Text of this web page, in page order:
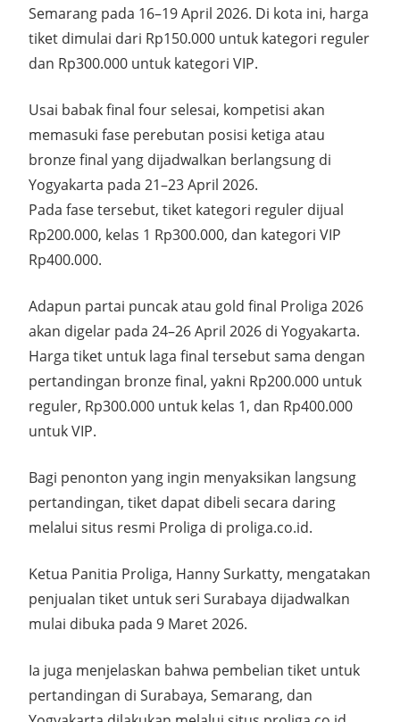
Semarang pada 16–19 April 2026. Di kota ini, harga
tiket dimulai dari Rp150.000 untuk kategori reguler
dan Rp300.000 untuk kategori VIP.
Usai babak final four selesai, kompetisi akan
memasuki fase perebutan posisi ketiga atau
bronze final yang dijadwalkan berlangsung di
Yogyakarta pada 21–23 April 2026.
Pada fase tersebut, tiket kategori reguler dijual
Rp200.000, kelas 1 Rp300.000, dan kategori VIP
Rp400.000.
Adapun partai puncak atau gold final Proliga 2026
akan digelar pada 24–26 April 2026 di Yogyakarta.
Harga tiket untuk laga final tersebut sama dengan
pertandingan bronze final, yakni Rp200.000 untuk
reguler, Rp300.000 untuk kelas 1, dan Rp400.000
untuk VIP.
Bagi penonton yang ingin menyaksikan langsung
pertandingan, tiket dapat dibeli secara daring
melalui situs resmi Proliga di proliga.co.id.
Ketua Panitia Proliga, Hanny Surkatty, mengatakan
penjualan tiket untuk seri Surabaya dijadwalkan
mulai dibuka pada 9 Maret 2026.
Ia juga menjelaskan bahwa pembelian tiket untuk
pertandingan di Surabaya, Semarang, dan